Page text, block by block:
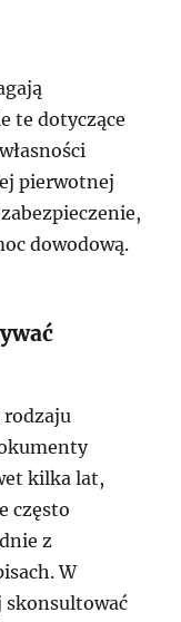
te dotyczące
pierwotnej
dowodową.
rodzaju
kilka lat,
często
z
W
skonsultować